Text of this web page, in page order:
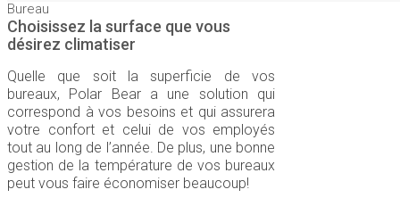
Bureau
Choisissez la surface que vous
désirez climatiser
Quelle que soit la superficie de vos
bureaux, Polar Bear a une solution qui
correspond à vos besoins et qui assurera
votre confort et celui de vos employés
tout au long de l’année. De plus, une bonne
gestion de la température de vos bureaux
peut vous faire économiser beaucoup!